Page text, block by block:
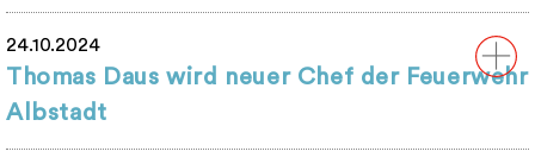
24.10.2024
Thomas Daus wird neuer Chef der Feuerwehr
Albstadt